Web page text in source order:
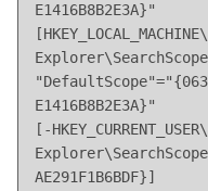
E1416B8B2E3A}"
E1416B8B2E3A}"
[-
AE291F1B6BDF}]